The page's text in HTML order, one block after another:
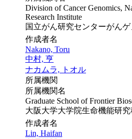
Division of Cancer Genomics,
Research Institute
国立がん研究センターがん
作成者名
Nakano, Toru
中村, 亨
ナカムラ, トオル
所属機関
所属機関名
Graduate School of Frontier
大阪大学大学院生命機能研究
作成者名
Lin, Haifan